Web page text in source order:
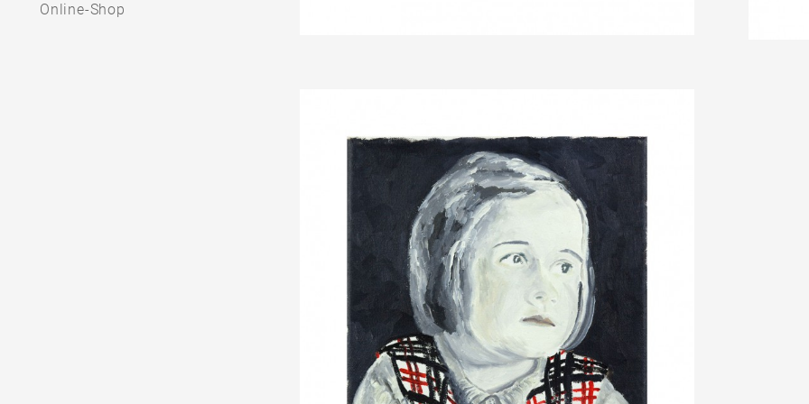
Online-Shop